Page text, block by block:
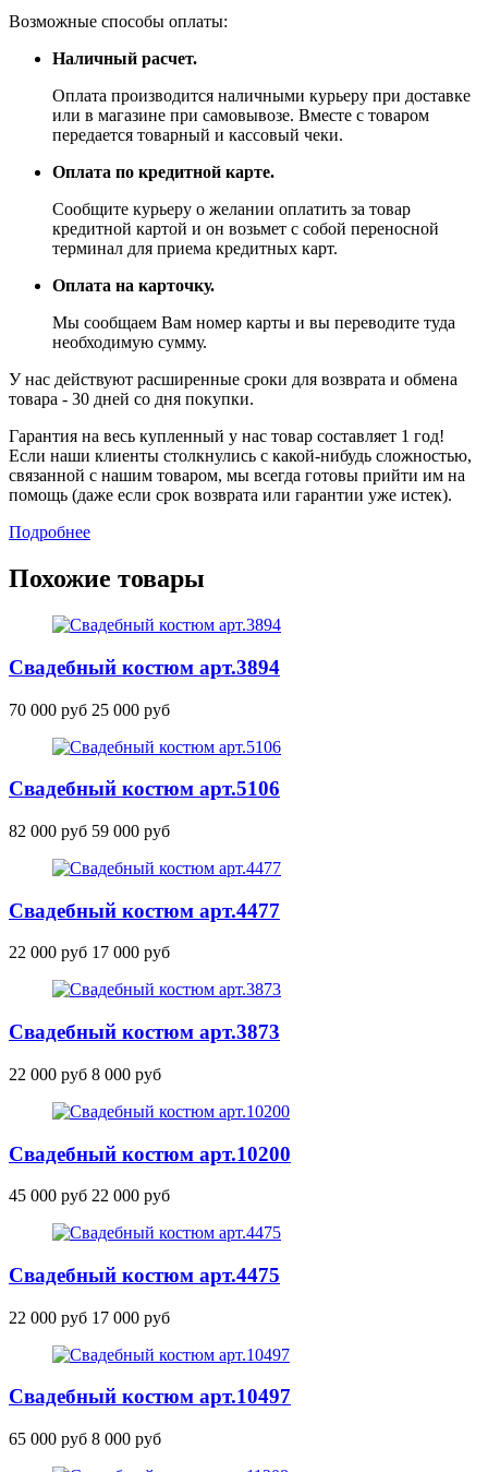
Возможные способы оплаты:
Наличный расчет.
Оплата производится наличными курьеру при доставке
или в магазине при самовывозе. Вместе с товаром
передается товарный и кассовый чеки.
Оплата по кредитной карте.
Сообщите курьеру о желании оплатить за товар
кредитной картой и он возьмет с собой переносной
терминал для приема кредитных карт.
Оплата на карточку.
Мы сообщаем Вам номер карты и вы переводите туда
необходимую сумму.
У нас действуют расширенные сроки для возврата и обмена
товара - 30 дней со дня покупки.
Гарантия на весь купленный у нас товар составляет 1 год!
Если наши клиенты столкнулись с какой-нибудь сложностью,
связанной с нашим товаром, мы всегда готовы прийти им на
помощь (даже если срок возврата или гарантии уже истек).
Подробнее
Похожие товары
Свадебный костюм арт.3894
70 000 руб 25 000 руб
Свадебный костюм арт.5106
82 000 руб 59 000 руб
Свадебный костюм арт.4477
22 000 руб 17 000 руб
Свадебный костюм арт.3873
22 000 руб 8 000 руб
Свадебный костюм арт.10200
45 000 руб 22 000 руб
Свадебный костюм арт.4475
22 000 руб 17 000 руб
Свадебный костюм арт.10497
65 000 руб 8 000 руб